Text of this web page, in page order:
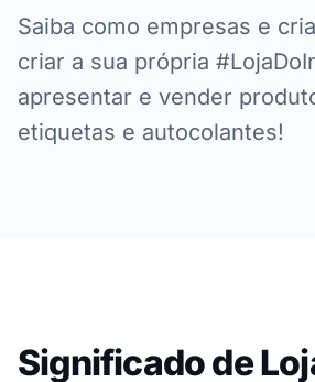
Saiba como empresas e
criar a sua própria
apresentar e vender
etiquetas e autocolantes!
Significado de